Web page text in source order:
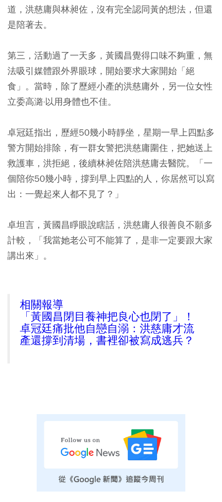
道，洪慈庸與林昶佐，沒有完全認同黃的想法，但還
是陪著去。
第三，活動過了一天多，黃國昌覺得口味不夠重，無
法吸引媒體跟外界眼球，開始要求大家開始「絕
食」。當時，除了歷經小產的洪慈庸外，另一位女性
立委高潞·以用身體也不佳。
卓冠廷指出，歷經50幾小時靜坐，星期一早上四點多
警方開始排除，有一群女警把洪慈庸圍住，把她送上
救護車，洪拒絕，後續林昶佐陪洪慈庸去醫院。「一
個陪你50幾小時，撐到早上四點的人，你居然可以寫
出：一覺起來人都不見了？」
卓坦言，黃國昌睜眼說瞎話，洪慈庸人很善良不願多
計較，「我當她老公可不能算了，是非一定要跟大家
講出來」。
相關報導
「黃國昌閉目養神把良心也閉了」！
卓冠廷痛批他自戀自溺：洪慈庸才流
產還撐到清場，書裡卻被寫成逃兵？